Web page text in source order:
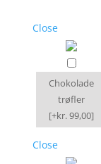
Close
Chokolade
trøfler
[+kr. 99,00]
Close